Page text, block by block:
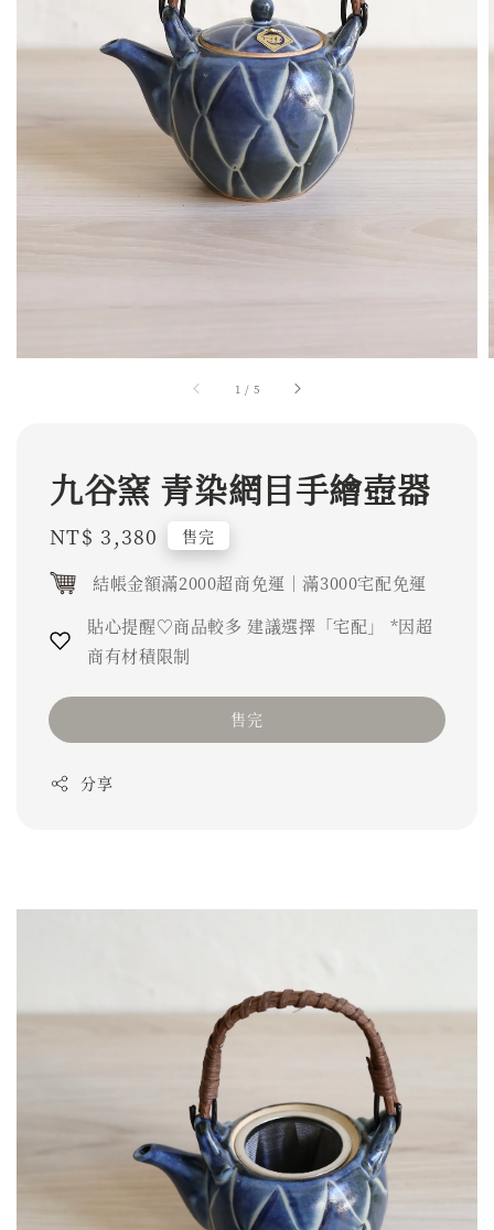
1 / 5
九谷窯 青染網目手繪壺器
Regular
price
NT$ 3,380 售完
結帳金額滿2000超商免運｜滿3000宅配免運
貼心提醒♡商品較多 建議選擇「宅配」 *因超
商有材積限制
售完
分享